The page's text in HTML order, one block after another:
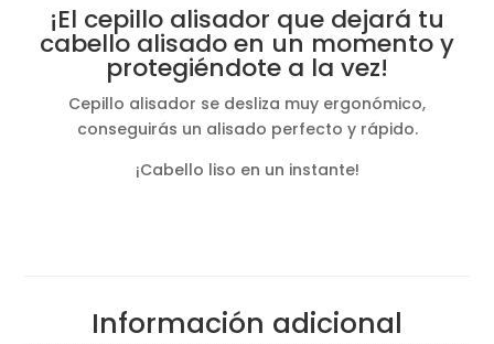
era:
28,90€.
es:
23,88€.
¡El cepillo alisador que dejará tu
cabello alisado en un momento y
protegiéndote a la vez!
Cepillo alisador se desliza muy ergonómico,
conseguirás un alisado perfecto y rápido.
¡Cabello liso en un instante!
Información adicional